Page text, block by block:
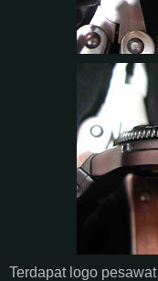
Terdapat logo